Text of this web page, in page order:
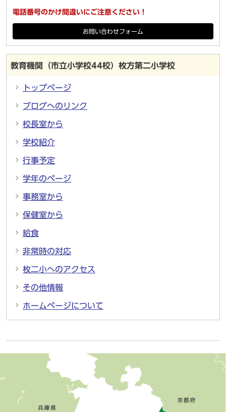
電話番号のかけ間違いにご注意ください！
お問い合わせフォーム
教育機関（市立小学校44校）枚方第二小学校
トップページ
ブログへのリンク
校長室から
学校紹介
行事予定
学年のページ
事務室から
保健室から
給食
非常時の対応
枚二小へのアクセス
その他情報
ホームページについて